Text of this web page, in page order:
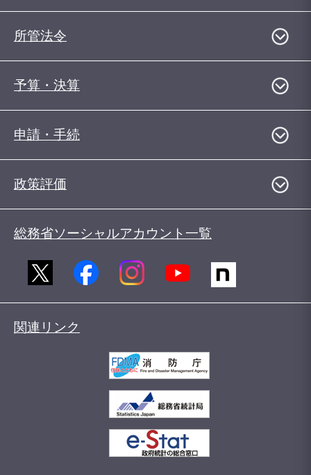
所管法令
予算・決算
申請・手続
政策評価
総務省ソーシャルアカウント一覧
関連リンク